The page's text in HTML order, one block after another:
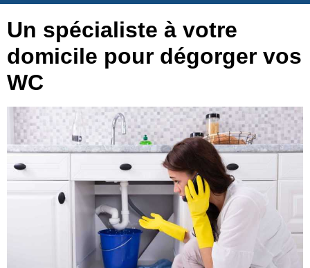
Un spécialiste à votre
domicile pour dégorger vos
WC